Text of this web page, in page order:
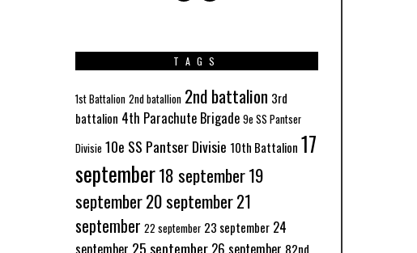
TAGS
1st Battalion 2nd batallion 2nd battalion 3rd
battalion 4th Parachute Brigade 9e SS Pantser
Divisie 10e SS Pantser Divisie 10th Battalion 17
september18 september19
september20 september21
september 22 september 23 september 24
september 25 september 26 september 82nd